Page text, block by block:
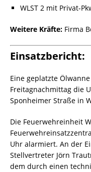
WLST 2 mit Privat-
Weitere Kräfte: Firma
Einsatzbericht:
Eine geplatzte
Freitagnachmittag die
Sponheimer Straße in
Die Feuerwehreinheit
Uhr alarmiert. An der
Stellvertreter Jörn
dem durch einen